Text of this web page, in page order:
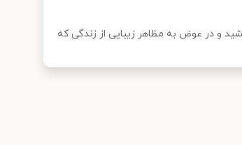
و در عوض به مظاهر زیبایی از زندگی که